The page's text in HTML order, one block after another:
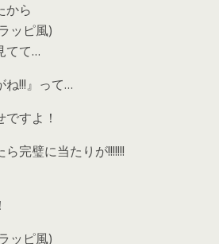
から
ッピ風)
てて…
ね!!!』って…
すよ！
完璧に当たりが!!!!!!!
ッピ風)